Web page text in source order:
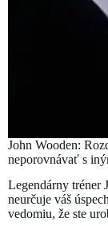
John Wooden:
neporovnávať s
Legendárny tréner
neurčuje váš
vedomiu, že ste